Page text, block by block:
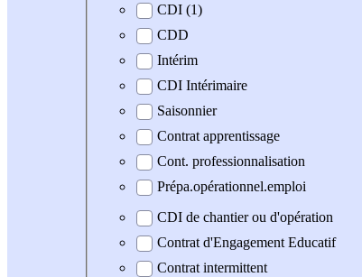
Type de contrat
CDI (1)
CDD
Intérim
CDI Intérimaire
Saisonnier
Contrat apprentissage
Cont. professionnalisation
Prépa.opérationnel.emploi
CDI de chantier ou d'opération
Contrat d'Engagement Educatif
Contrat intermittent